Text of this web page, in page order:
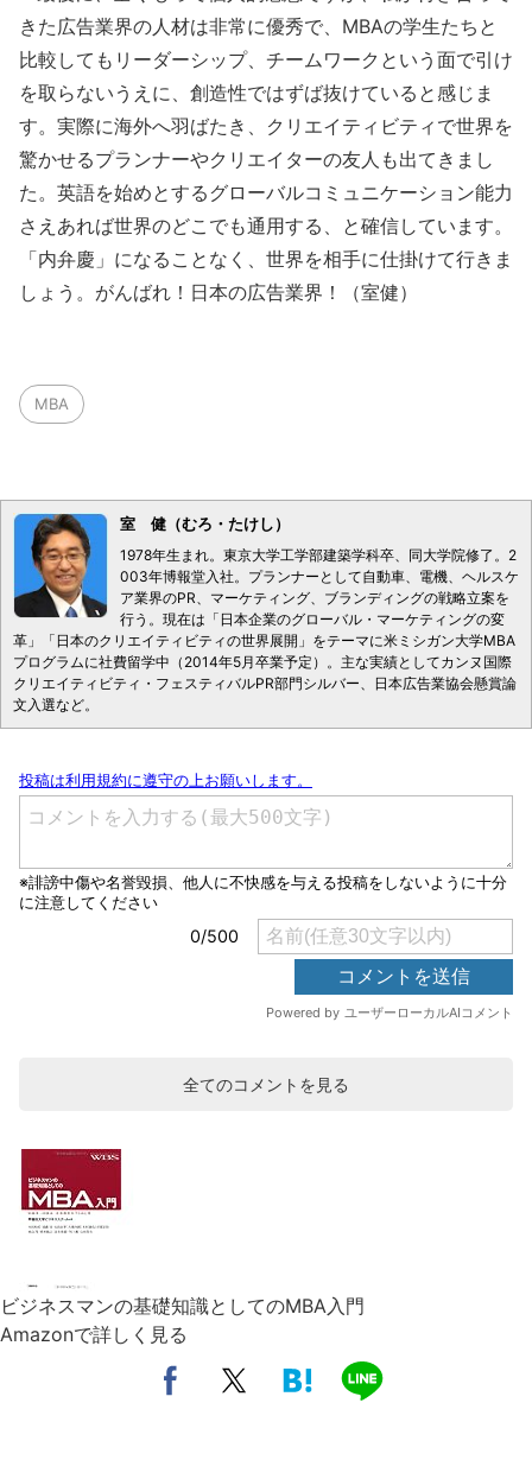
きた広告業界の人材は非常に優秀で、MBAの学生たちと
比較してもリーダーシップ、チームワークという面で引け
を取らないうえに、創造性ではずば抜けていると感じま
す。実際に海外へ羽ばたき、クリエイティビティで世界を
驚かせるプランナーやクリエイターの友人も出てきまし
た。英語を始めとするグローバルコミュニケーション能力
さえあれば世界のどこでも通用する、と確信しています。
「内弁慶」になることなく、世界を相手に仕掛けて行きま
しょう。がんばれ！日本の広告業界！（室健）
MBA
室 健（むろ・たけし）
1978年生まれ。東京大学工学部建築学科卒、同大学院修了。2
003年博報堂入社。プランナーとして自動車、電機、ヘルスケ
ア業界のPR、マーケティング、ブランディングの戦略立案を
行う。現在は「日本企業のグローバル・マーケティングの変
革」「日本のクリエイティビティの世界展開」をテーマに米ミシガン大学MBA
プログラムに社費留学中（2014年5月卒業予定）。主な実績としてカンヌ国際
クリエイティビティ・フェスティバルPR部門シルバー、日本広告業協会懸賞論
文入選など。
全てのコメントを見る
ビジネスマンの基礎知識としてのMBA入門
Amazonで詳しく見る